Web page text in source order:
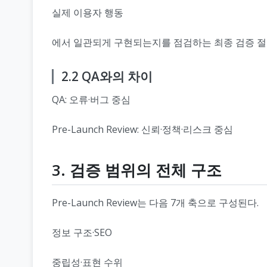
실제 이용자 행동
에서 일관되게 구현되는지를 점검하는 최종 검증
2.2 QA와의 차이
QA: 오류·버그 중심
Pre-Launch Review: 신뢰·정책·리스크 중심
3. 검증 범위의 전체 구조
Pre-Launch Review는 다음 7개 축으로 구성된다.
정보 구조·SEO
중립성·표현 수위